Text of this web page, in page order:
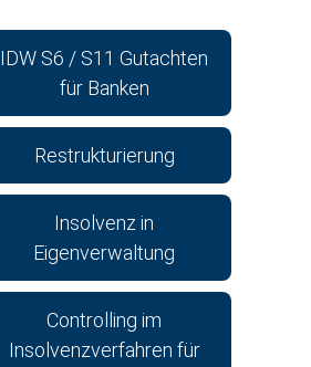
IDW S6 / S11 Gutachten
für Banken
Restrukturierung
Insolvenz in
Eigenverwaltung
Controlling im
Insolvenzverfahren für